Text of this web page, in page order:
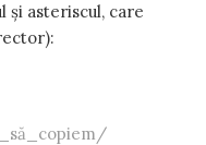
și asteriscul, care